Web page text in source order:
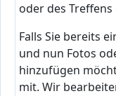
oder des
Falls Sie bereits
und nun Fotos
hinzufügen
mit. Wir